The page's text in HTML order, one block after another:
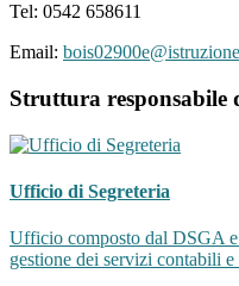
Tel: 0542 658611
Email:
Struttura responsabile
Ufficio di Segreteria
Ufficio composto dal DSGA
gestione dei servizi contabili